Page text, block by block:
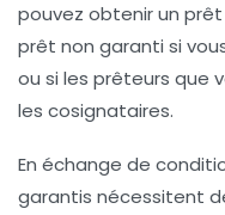
pouvez obtenir un prêt
prêt non garanti si
ou si les prêteurs que
les cosignataires.
En échange de
garantis nécessitent